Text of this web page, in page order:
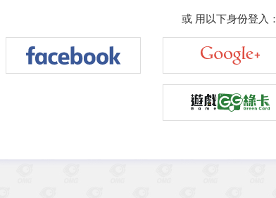
或 用以下身份登入：